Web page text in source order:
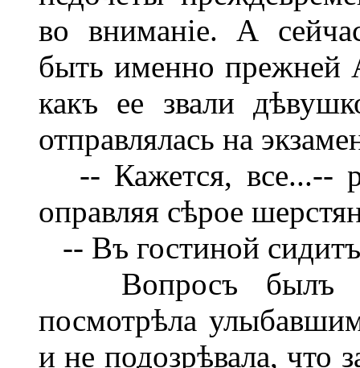
во вниманіе. А
быть именно прежней
какъ ее звали
отправлялась на
-- Кажется, все...--
оправляя сѣрое
-- Въ гостиной
Вопросъ былъ
посмотрѣла
и не подозрѣвала, что